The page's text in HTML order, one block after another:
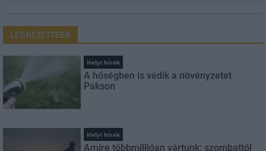
LEGNÉZETTEBB
Helyi hírek
A hőségben is védik a növényzetet
Pakson
Helyi hírek
Amire többmillióan vártunk: szombattól